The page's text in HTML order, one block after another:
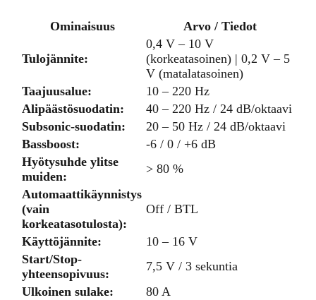
Ominaisuus Arvo / Tiedot
Tulojännite:
0,4 V – 10 V
(korkeatasoinen) | 0,2 V – 5
V (matalatasoinen)
Taajuusalue:
10 – 220 Hz
Alipäästösuodatin:
40 – 220 Hz / 24 dB/oktaavi
Subsonic-suodatin:
20 – 50 Hz / 24 dB/oktaavi
Bassboost:
-6 / 0 / +6 dB
Hyötysuhde ylitse
muiden:
> 80 %
Automaattikäynnistys
(vain
korkeatasotulosta):
Off / BTL
Käyttöjännite:
10 – 16 V
Start/Stop-
yhteensopivuus:
7,5 V / 3 sekuntia
Ulkoinen sulake:
80 A